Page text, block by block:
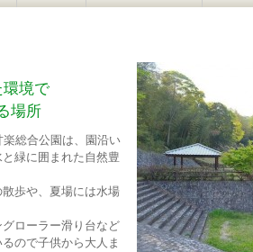
境で
場所
総合公園は、園沿い
緑に囲まれた自然豊
歩や、夏場には水場
ローラー滑り台など
ので子供から大人ま